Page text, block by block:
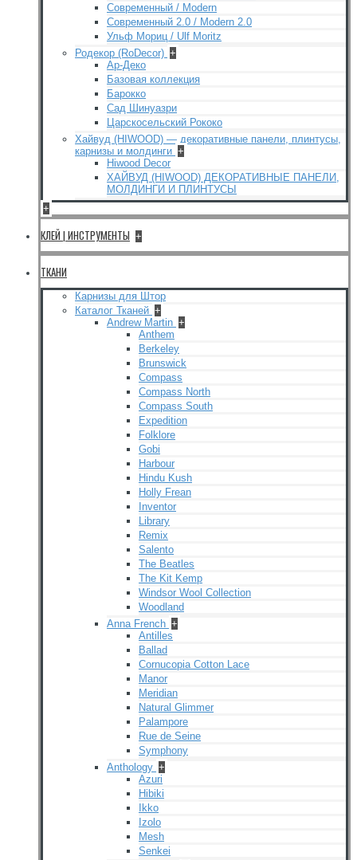
Современный / Modern
Современный 2.0 / Modern 2.0
Ульф Мориц / Ulf Moritz
Родекор (RoDecor) +
Ар-Деко
Базовая коллекция
Барокко
Сад Шинуазри
Царскосельский Рококо
Хайвуд (HIWOOD) — декоративные панели, плинтусы,
карнизы и молдинги +
Hiwood Decor
ХАЙВУД (HIWOOD) ДЕКОРАТИВНЫЕ ПАНЕЛИ,
МОЛДИНГИ И ПЛИНТУСЫ
+
КЛЕЙ | ИНСТРУМЕНТЫ +
ТКАНИ
Карнизы для Штор
Каталог Тканей +
Andrew Martin +
Anthem
Berkeley
Brunswick
Compass
Compass North
Compass South
Expedition
Folklore
Gobi
Harbour
Hindu Kush
Holly Frean
Inventor
Library
Remix
Salento
The Beatles
The Kit Kemp
Windsor Wool Collection
Woodland
Anna French +
Antilles
Ballad
Cornucopia Cotton Lace
Manor
Meridian
Natural Glimmer
Palampore
Rue de Seine
Symphony
Anthology +
Azuri
Hibiki
Ikko
Izolo
Mesh
Senkei